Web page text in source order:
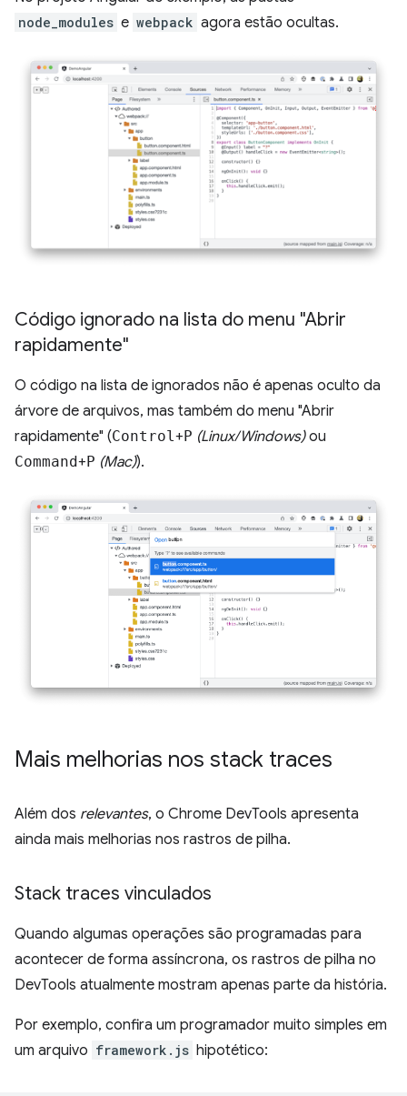
node_modules e webpack agora estão ocultas.
Código ignorado na lista do menu "Abrir
rapidamente"
O código na lista de ignorados não é apenas oculto da
árvore de arquivos, mas também do menu "Abrir
rapidamente" (Control +P (Linux/Windows)ou
Command+P (Mac)).
Mais melhorias nos stack traces
Além dos relevantes, o Chrome DevTools apresenta
ainda mais melhorias nos rastros de pilha.
Stack traces vinculados
Quando algumas operações são programadas para
acontecer de forma assíncrona, os rastros de pilha no
DevTools atualmente mostram apenas parte da história.
Por exemplo, confira um programador muito simples em
um arquivo framework.js hipotético: